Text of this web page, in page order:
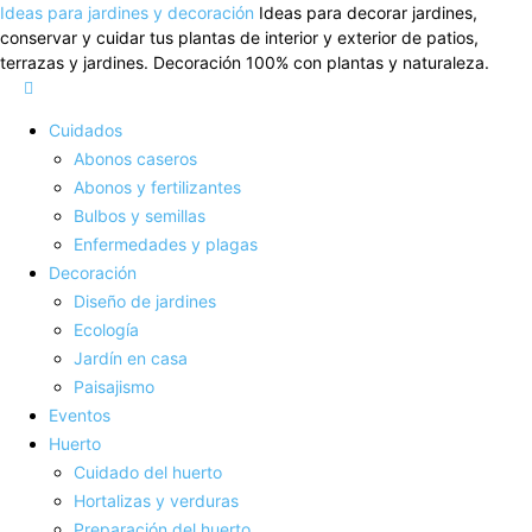
Ideas para jardines y decoración Ideas para decorar jardines,
conservar y cuidar tus plantas de interior y exterior de patios,
terrazas y jardines. Decoración 100% con plantas y naturaleza.
Cuidados
Abonos caseros
Abonos y fertilizantes
Bulbos y semillas
Enfermedades y plagas
Decoración
Diseño de jardines
Ecología
Jardín en casa
Paisajismo
Eventos
Huerto
Cuidado del huerto
Hortalizas y verduras